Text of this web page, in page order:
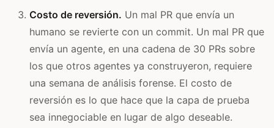
Costo de reversión. Un mal PR que envía un
humano se revierte con un commit. Un mal PR que
envía un agente, en una cadena de 30 PRs sobre
los que otros agentes ya construyeron, requiere
una semana de análisis forense. El costo de
reversión es lo que hace que la capa de prueba
sea innegociable en lugar de algo deseable.